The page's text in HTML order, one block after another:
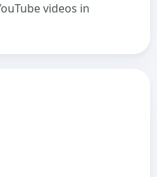
videos in